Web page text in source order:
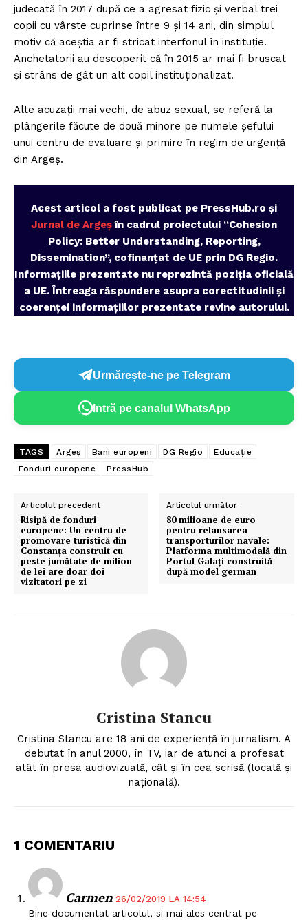
judecată în 2017 după ce a agresat fizic și verbal trei
copii cu vârste cuprinse între 9 și 14 ani, din simplul
motiv că aceștia ar fi stricat interfonul în instituție.
Anchetatorii au descoperit că în 2015 ar mai fi bruscat
și strâns de gât un alt copil instituționalizat.
Alte acuzații mai vechi, de abuz sexual, se referă la
plângerile făcute de două minore pe numele șefului
unui centru de evaluare și primire în regim de urgență
din Argeș.
Acest articol a fost publicat pe PressHub.ro și
Jurnal de Argeșîn cadrul proiectului “Cohesion
Policy: Better Understanding, Reporting,
Dissemination”, cofinanțat de UE prin DG Regio.
Informațiile prezentate nu reprezintă poziția oficială
a UE. Întreaga răspundere asupra corectitudinii și
coerenței informațiilor prezentate revine autorului.
Urmărește-ne pe Telegram
Intră pe canalul WhatsApp
TAGS Argeș Bani europeni DG Regio
Educație
Fonduri europene
PressHub
Articolul precedent
Risipă de fonduri
europene: Un centru de
promovare turistică din
Constanța construit cu
peste jumătate de milion
de lei are doar doi
vizitatori pe zi
Articolul următor
80 milioane de euro
pentru relansarea
transporturilor navale:
Platforma multimodală din
Portul Galați construită
după model german
Cristina Stancu
Cristina Stancu are 18 ani de experiență în jurnalism. A
debutat în anul 2000, în TV, iar de atunci a profesat
atât în presa audiovizuală, cât și în cea scrisă (locală și
națională).
1 COMENTARIU
Carmen 26/02/2019 LA 14:54
Bine documentat articolul, si mai ales centrat pe